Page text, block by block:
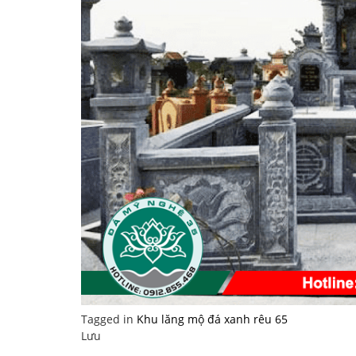
Tagged in Khu lăng mộ đá xanh rêu 65
Lưu